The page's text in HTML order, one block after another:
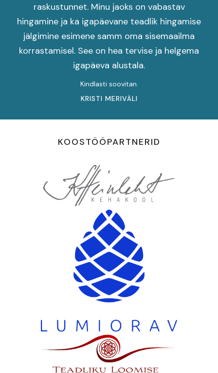
raskustunnet. Minu jaoks on vabastav
hingamine ja ka igapäevane teadlik hingamise
jälgimine esimene samm oma sisemaailma
korrastamisel. See on hea tervise ja helgema
igapäeva alustala.
Kindlasti soovitan.
KRISTI MERIVÄLI
KOOSTÖÖPARTNERID